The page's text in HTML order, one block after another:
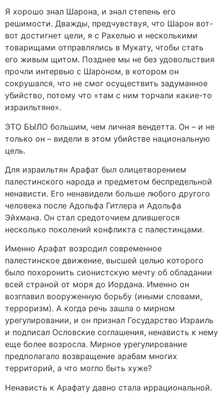
Я хорошо знал Шарона, и знал степень его
решимости. Дважды, предчувствуя, что Шарон вот-
вот достигнет цели, я с Рахелью и несколькими
товарищами отправлялись в Мукату, чтобы стать
его живым щитом. Позднее мы не без удовольствия
прочли интервью с Шароном, в котором он
сокрушался, что не смог осуществить задуманное
убийство, потому что «там с ним торчали какие-то
израильтяне».
ЭТО БЫЛО большим, чем личная вендетта. Он – и не
только он – видели в этом убийстве национальную
цель.
Для израильтян Арафат был олицетворением
палестинского народа и предметом беспредельной
ненависти. Его ненавидели больше любого другого
человека после Адольфа Гитлера и Адольфа
Эйхмана. Он стал средоточием длившегося
несколько поколений конфликта с палестинцами.
Именно Арафат возродил современное
палестинское движение, высшей целью которого
было похоронить сионистскую мечту об обладании
всей страной от моря до Иордана. Именно он
возглавил вооруженную борьбу (иными словами,
терроризм). А когда речь зашла о мирном
урегулировании, и он признал Государство Израиль
и подписал Ословские соглашения, ненависть к нему
еще более возросла. Мирное урегулирование
предполагало возвращение арабам многих
территорий, а что могло быть хуже?
Ненависть к Арафату давно стала иррациональной.